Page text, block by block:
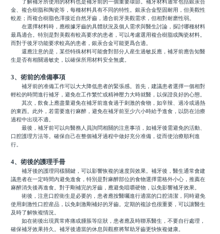
了解補牙所使用的材料也是補牙前的一個重要環節。補牙材料通常包括銀汞合
金、複合樹脂和陶瓷等，每種材料具有不同的特性。銀汞合金堅固耐用，但美觀性
較差；而複合樹脂色澤接近自然牙齒，適合前牙美觀需求，但相對耐磨性弱。
在選擇材料時，應根據牙齒的具體狀況及個人需求與醫生討論，探討哪種材料
最爲適合。特別是對美觀有較高要求的患者，可以考慮選用複合樹脂或陶瓷材料。
而對于後牙功能要求較高的患者，銀汞合金可能更爲合適。
還應注意的是，某些特殊材料可能會對部分人産生過敏反應，補牙前應告知醫
生是否有相關過敏史，以確保所用材料安全無虞。
3、術前的准備事項
補牙前的准備工作可以大大降低患者的緊張感。首先，建議患者選擇一個相對
輕松的時間進行補牙，避免在工作繁忙或精神壓力大時就醫，以保證良好的心態。
其次，飲食上應盡量避免在補牙前進食過于刺激的食物，如辛辣、過冷或過熱
的東西。此外，若需要進行麻醉，避免在補牙前至少六小時給予進食，以防在治療
過程中出現不適。
最後，補牙前可以向醫務人員詢問相關的注意事項，如補牙後需避免的活動、
口腔護理方法等。確保自己在整個補牙過程中做好充分准備，從而使治療順利進
行。
4、術後的護理手冊
補牙後的護理同樣關鍵，可以影響恢複的速度與效果。補牙後，醫生通常會建
議患者在一定時間內避免進食，特別是對麻醉部位的食物選擇需格外小心，推薦在
麻醉消失後再進食。對于剛補完的牙齒，應避免咀嚼硬物，以免影響補牙效果。
術後，注意口腔衛生是必要的，患者應按醫囑進行適當的口腔清潔，同時避免
使用刺激性口腔産品，以免刺激剛補好的牙齒。定期的複診也很重要，可以讓醫生
及時了解恢複情況。
如在術後出現異常疼痛或腫脹等症狀，患者應及時聯系醫生，不要自行處理，
確保補牙效果持久。補牙後適當的休息與觀察將幫助牙齒更快恢複健康。